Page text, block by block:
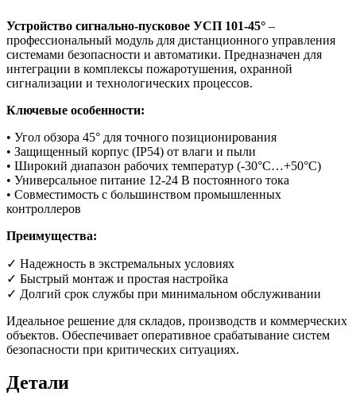
Устройство сигнально-пусковое УСП 101-45° –
профессиональный модуль для дистанционного управления
системами безопасности и автоматики. Предназначен для
интеграции в комплексы пожаротушения, охранной
сигнализации и технологических процессов.
Ключевые особенности:
• Угол обзора 45° для точного позиционирования
• Защищенный корпус (IP54) от влаги и пыли
• Широкий диапазон рабочих температур (-30°C…+50°C)
• Универсальное питание 12-24 В постоянного тока
• Совместимость с большинством промышленных
контроллеров
Преимущества:
✓ Надежность в экстремальных условиях
✓ Быстрый монтаж и простая настройка
✓ Долгий срок службы при минимальном обслуживании
Идеальное решение для складов, производств и коммерческих
объектов. Обеспечивает оперативное срабатывание систем
безопасности при критических ситуациях.
Детали